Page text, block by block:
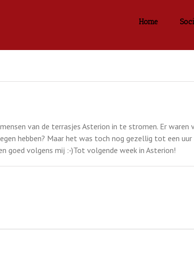
Home
van de terrasjes Asterion in te stromen. Er
hebben? Maar het was toch nog gezellig tot een
goed volgens mij :-)Tot volgende week in Asterion!